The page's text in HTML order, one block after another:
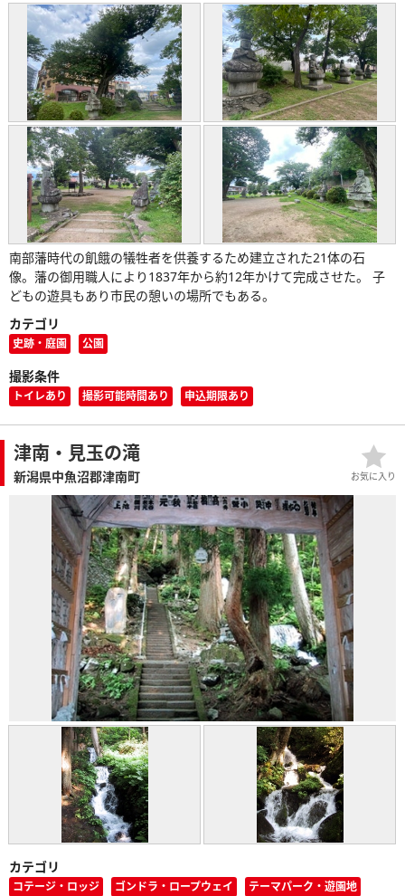
南部藩時代の飢餓の犠牲者を供養するため建立された21体の石
像。藩の御用職人により1837年から約12年かけて完成させた。 子
どもの遊具もあり市民の憩いの場所でもある。
カテゴリ
史跡・庭園 公園
撮影条件
トイレあり 撮影可能時間あり 申込期限あり
津南・見玉の滝
新潟県中魚沼郡津南町
カテゴリ
コテージ・ロッジ ゴンドラ・ロープウェイ
テーマパーク・遊園地
お気に入り